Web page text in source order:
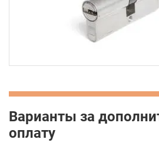
Варианты за
оплату